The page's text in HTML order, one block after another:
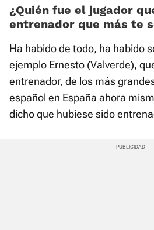
¿Quién fue el jugador
entrenador que más te
Ha habido de todo, ha habido
ejemplo Ernesto (Valverde),
entrenador, de los más
español en España ahora
dicho que hubiese sido